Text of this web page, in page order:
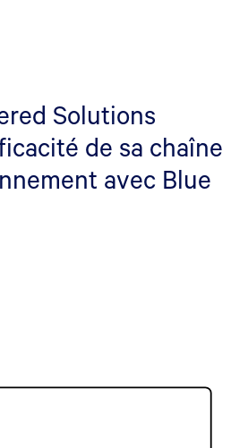
Solutions
de sa chaîne
avec Blue